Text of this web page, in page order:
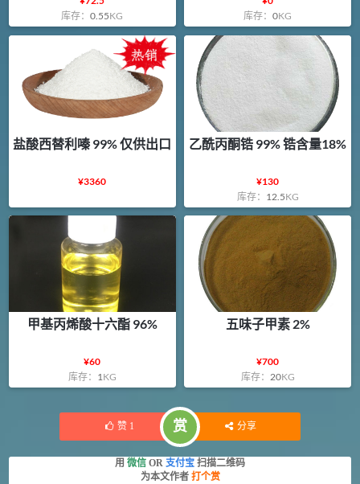
库存：0.55KG
库存：0KG
盐酸西替利嗪 99% 仅供出口
¥3360
乙酰丙酮锆 99% 锆含量18%
¥130
库存： 12.5KG
甲基丙烯酸十六酯 96%
¥60
库存： 1KG
五味子甲素 2%
¥700
库存： 20KG
赞 1 赏 分享
用 微信 OR 支付宝 扫描二维码
为本文作者 打个赏